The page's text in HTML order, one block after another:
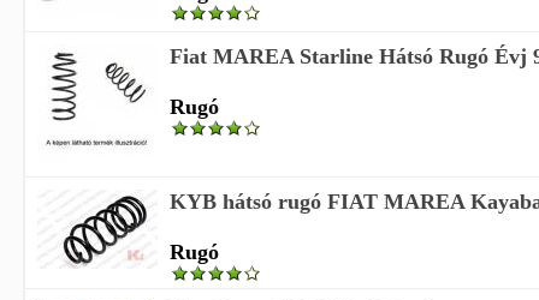
Fiat MAREA Starline Hátsó Rugó Évj
Rugó
KYB hátsó rugó FIAT MAREA
Rugó